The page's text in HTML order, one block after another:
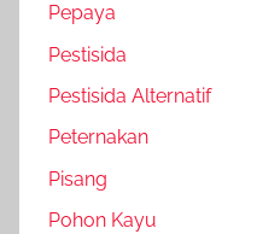
Pepaya
Pestisida
Pestisida Alternatif
Peternakan
Pisang
Pohon Kayu